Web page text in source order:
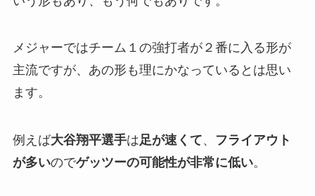
メジャーではチーム１の強打者が２番に入る形が
主流ですが、あの形も理にかなっているとは思い
ます。
例えば大谷翔平選手は足が速くて、
フライアウト
が多いのでゲッツーの可能性が非常に低い。